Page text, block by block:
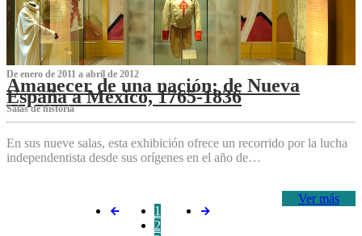
De enero de 2011 a abril de 2012
Amanecer de una nación: de Nueva
España a México, 1765-1836
Salas de historia
En sus nueve salas, esta exhibición ofrece un recorrido por la lucha
independentista desde sus orígenes en el año de…
Ver más
1
2